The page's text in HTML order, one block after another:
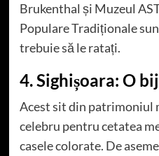
Brukenthal și Muzeul
Populare Tradiționale
trebuie să le ratați.
4. Sighișoara: O
Acest sit din patrimoniul
celebru pentru cetatea
casele colorate. De